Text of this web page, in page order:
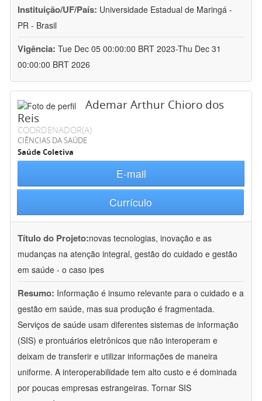
Instituição/UF/País: Universidade Estadual de Maringá -
PR - Brasil
Vigência: Tue Dec 05 00:00:00 BRT 2023-Thu Dec 31
00:00:00 BRT 2026
Ademar Arthur Chioro dos
Reis
COORDENADOR(A)
CIÊNCIAS DA SAÚDE
Saúde Coletiva
E-mail
Currículo
Título do Projeto:novas tecnologias, inovação e as
mudanças na atenção integral, gestão do cuidado e gestão
em saúde - o caso ipes
Resumo: Informação é insumo relevante para o cuidado e a
gestão em saúde, mas sua produção é fragmentada.
Serviços de saúde usam diferentes sistemas de informação
(SIS) e prontuários eletrônicos que não interoperam e
deixam de transferir e utilizar informações de maneira
uniforme. A interoperabilidade tem alto custo e é dominada
por poucas empresas estrangeiras. Tornar SIS